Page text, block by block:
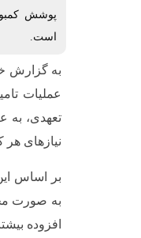
پوشش
است.
به گزارش
عملیات
تعهدی، به
نیازهای
بر اساس
به صورت
افزوده